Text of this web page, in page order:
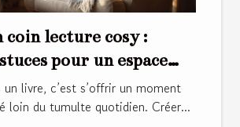
coin lecture cosy :
pour un espace
un livre, c’est s’offrir un moment
loin du tumulte quotidien. Créer...